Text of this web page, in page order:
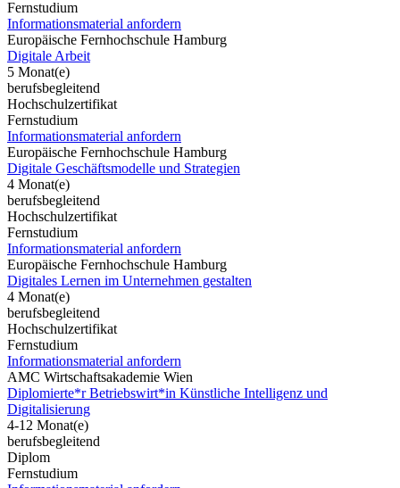
Fernstudium
Informationsmaterial anfordern
Europäische Fernhochschule Hamburg
Digitale Arbeit
5 Monat(e)
berufsbegleitend
Hochschulzertifikat
Fernstudium
Informationsmaterial anfordern
Europäische Fernhochschule Hamburg
Digitale Geschäftsmodelle und Strategien
4 Monat(e)
berufsbegleitend
Hochschulzertifikat
Fernstudium
Informationsmaterial anfordern
Europäische Fernhochschule Hamburg
Digitales Lernen im Unternehmen gestalten
4 Monat(e)
berufsbegleitend
Hochschulzertifikat
Fernstudium
Informationsmaterial anfordern
AMC Wirtschaftsakademie Wien
Diplomierte*r Betriebswirt*in Künstliche Intelligenz und
Digitalisierung
4-12 Monat(e)
berufsbegleitend
Diplom
Fernstudium